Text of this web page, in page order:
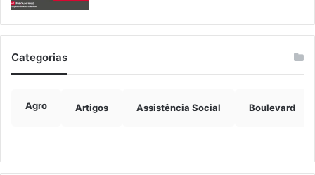
Categorias
Agro Artigos Assistência Social Boulevard